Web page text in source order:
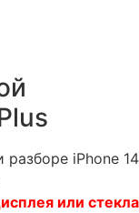
iPhone 14
или стекла